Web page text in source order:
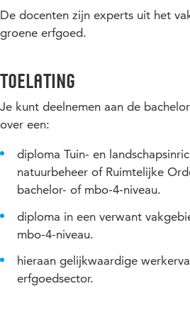
Je kunt cultuurhistorische
inspiratiebron inbrengen in
betrekken.
Je bent op de hoogte van
regelgeving en financiële
De docenten zijn experts uit het
groene erfgoed.
Toelating
Je kunt deelnemen aan de
over een:
diploma Tuin- en
natuurbeheer of Ruimtelijke
bachelor- of mbo-4-niveau.
diploma in een verwant
mbo-4-niveau.
hieraan gelijkwaardige
erfgoedsector.